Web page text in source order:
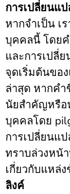
การเปลี่ยนแ
หากจำเป็น เ
บุคคลนี้ โดย
และการเปลี่
จุดเริ่มต้นขอ
ล่าสุด หากคำ
นัยสำคัญหรือ
บุคคลโดย
การเปลี่ยนแ
ทราบล่วงหน้
เกี่ยวกับแหล่
ลิงค์